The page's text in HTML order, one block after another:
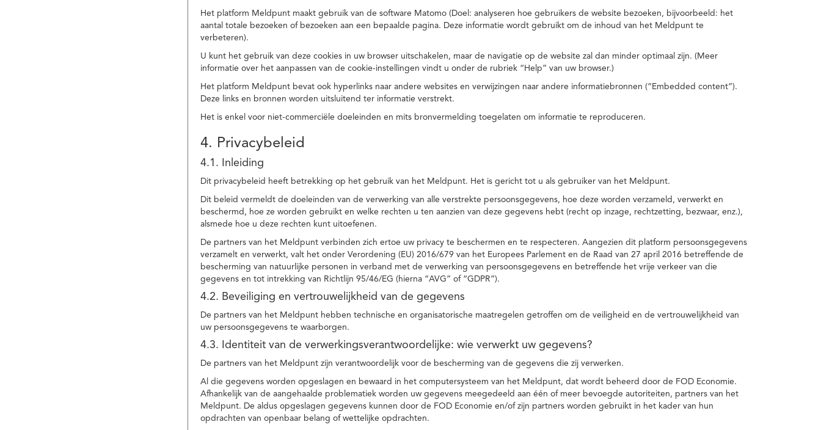
Het platform Meldpunt maakt gebruik van de software Matomo (Doel: analyseren hoe gebruikers de website bezoeken, bijvoorbeeld: het
aantal totale bezoeken of bezoeken aan een bepaalde pagina. Deze informatie wordt gebruikt om de inhoud van het Meldpunt te
verbeteren).
U kunt het gebruik van deze cookies in uw browser uitschakelen, maar de navigatie op de website zal dan minder optimaal zijn. (Meer
informatie over het aanpassen van de cookie-instellingen vindt u onder de rubriek “Help” van uw browser.)
Het platform Meldpunt bevat ook hyperlinks naar andere websites en verwijzingen naar andere informatiebronnen (“Embedded content”).
Deze links en bronnen worden uitsluitend ter informatie verstrekt.
Het is enkel voor niet-commerciële doeleinden en mits bronvermelding toegelaten om informatie te reproduceren.
4. Privacybeleid
4.1. Inleiding
Dit privacybeleid heeft betrekking op het gebruik van het Meldpunt. Het is gericht tot u als gebruiker van het Meldpunt.
Dit beleid vermeldt de doeleinden van de verwerking van alle verstrekte persoonsgegevens, hoe deze worden verzameld, verwerkt en
beschermd, hoe ze worden gebruikt en welke rechten u ten aanzien van deze gegevens hebt (recht op inzage, rechtzetting, bezwaar, enz.),
alsmede hoe u deze rechten kunt uitoefenen.
De partners van het Meldpunt verbinden zich ertoe uw privacy te beschermen en te respecteren. Aangezien dit platform persoonsgegevens
verzamelt en verwerkt, valt het onder Verordening (EU) 2016/679 van het Europees Parlement en de Raad van 27 april 2016 betreffende de
bescherming van natuurlijke personen in verband met de verwerking van persoonsgegevens en betreffende het vrije verkeer van die
gegevens en tot intrekking van Richtlijn 95/46/EG (hierna “AVG” of “GDPR”).
4.2. Beveiliging en vertrouwelijkheid van de gegevens
De partners van het Meldpunt hebben technische en organisatorische maatregelen getroffen om de veiligheid en de vertrouwelijkheid van
uw persoonsgegevens te waarborgen.
4.3. Identiteit van de verwerkingsverantwoordelijke: wie verwerkt uw gegevens?
De partners van het Meldpunt zijn verantwoordelijk voor de bescherming van de gegevens die zij verwerken.
Al die gegevens worden opgeslagen en bewaard in het computersysteem van het Meldpunt, dat wordt beheerd door de FOD Economie.
Afhankelijk van de aangehaalde problematiek worden uw gegevens meegedeeld aan één of meer bevoegde autoriteiten, partners van het
Meldpunt. De aldus opgeslagen gegevens kunnen door de FOD Economie en/of zijn partners worden gebruikt in het kader van hun
opdrachten van openbaar belang of wettelijke opdrachten.